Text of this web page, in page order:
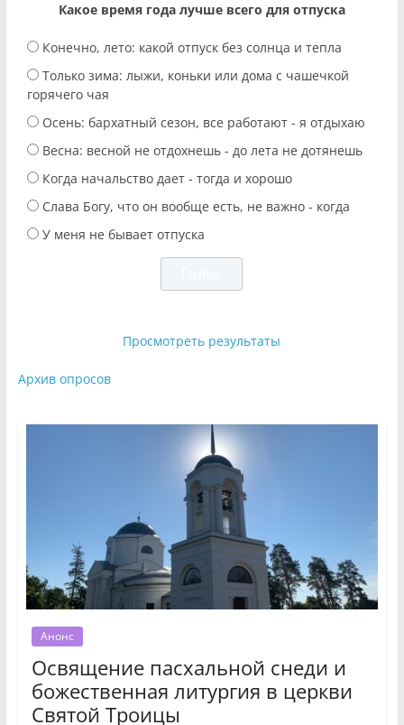
Какое время года лучше всего для отпуска
Конечно, лето: какой отпуск без солнца и тепла
Только зима: лыжи, коньки или дома с чашечкой
горячего чая
Осень: бархатный сезон, все работают - я отдыхаю
Весна: весной не отдохнешь - до лета не дотянешь
Когда начальство дает - тогда и хорошо
Слава Богу, что он вообще есть, не важно - когда
У меня не бывает отпуска
Просмотреть результаты
Архив опросов
Анонс
Освящение пасхальной снеди и
божественная литургия в церкви
Святой Троицы